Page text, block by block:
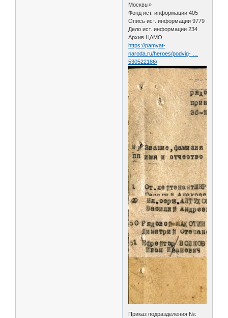
Москвы»
Фонд ист. информации 405
Опись ист. информации 9779
Дело ист. информации 234
Архив ЦАМО
https://pamyat-
naroda.ru/heroes/podvig- …
530522186/
Приказ подразделения №: